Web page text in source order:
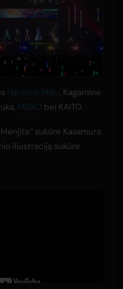
Hatsune Miku, Kagamine
MEIKO bei KAITO.
sukūrė Kasamura
iliustraciją sukūrė